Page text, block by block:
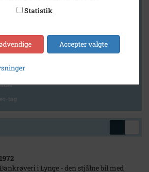
tag
1972
Bankrøveri i Lynge - den stjålne bil med
Statistik
Accepter valgte